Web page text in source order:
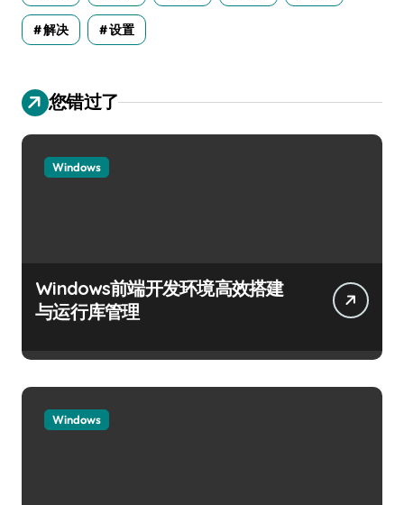
解决 设置
您错过了
Windows
Windows前端开发环境高效搭建
与运行库管理
Windows